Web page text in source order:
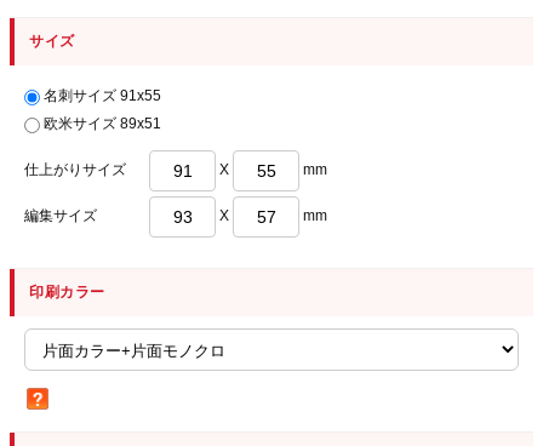
サイズ
名刺サイズ 91x55
欧米サイズ 89x51
仕上がりサイズ X mm
編集サイズ X mm
印刷カラー